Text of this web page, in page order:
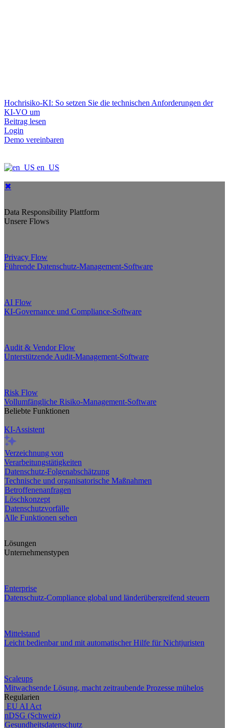
Hochrisiko-KI: So setzen Sie die technischen Anforderungen der
KI-VO um
Beitrag lesen
Login
Demo vereinbaren
en_US
✖
Data Responsibility Plattform
Unsere Flows
Privacy Flow
Führende Datenschutz-Management-Software
AI Flow
KI-Governance und Compliance-Software
Audit & Vendor Flow
Unterstützende Audit-Management-Software
Risk Flow
Vollumfängliche Risiko-Management-Software
Beliebte Funktionen
KI-Assistent
Verzeichnung von
Verarbeitungstätigkeiten
Datenschutz-Folgenabschätzung
Technische und organisatorische Maßnahmen
Betroffenenanfragen
Löschkonzept
Datenschutzvorfälle
Alle Funktionen sehen
Lösungen
Unternehmenstypen
Enterprise
Datenschutz-Compliance global und länderübergreifend steuern
Mittelstand
Leicht bedienbar und mit automatischer Hilfe für Nichtjuristen
Scaleups
Mitwachsende Lösung, macht zeitraubende Prozesse mühelos
Regularien
EU AI Act
nDSG (Schweiz)
Gesundheitsdatenschutz